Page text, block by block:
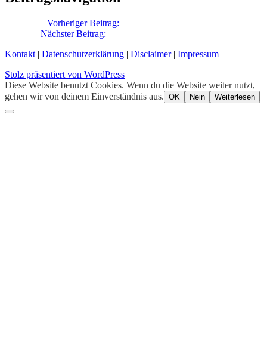
Vorheriger Beitrag:
Nächster Beitrag:
Kontakt | Datenschutzerklärung | Disclaimer| Impressum
Stolz präsentiert von WordPress
Diese Website benutzt Cookies. Wenn du die Website weiter nutzt,
gehen wir von deinem Einverständnis aus. OK Nein Weiterlesen